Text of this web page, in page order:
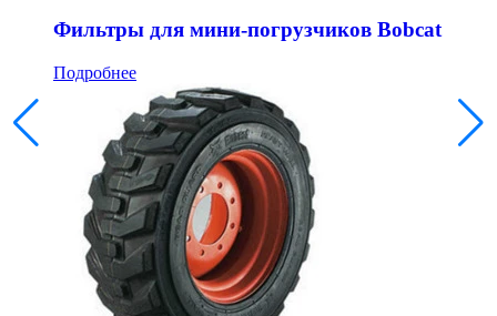
Фильтры для мини-погрузчиков Bobcat
Подробнее